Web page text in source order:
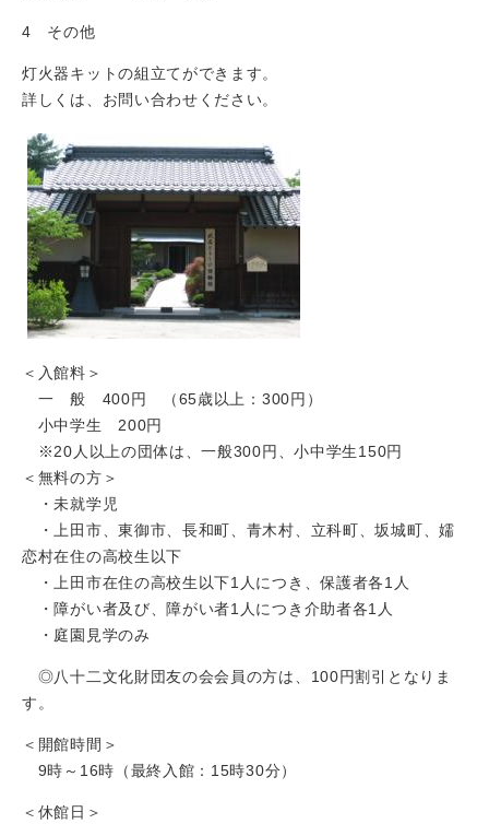
4 その他
灯火器キットの組立てができます。
詳しくは、お問い合わせください。
＜入館料＞
一 般 400円 （65歳以上：300円）
小中学生 200円
※20人以上の団体は、一般300円、小中学生150円
＜無料の方＞
・未就学児
・上田市、東御市、長和町、青木村、立科町、坂城町、嬬
恋村在住の高校生以下
・上田市在住の高校生以下1人につき、保護者各1人
・障がい者及び、障がい者1人につき介助者各1人
・庭園見学のみ
◎八十二文化財団友の会会員の方は、100円割引となりま
す。
＜開館時間＞
9時～16時（最終入館：15時30分）
＜休館日＞